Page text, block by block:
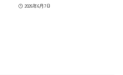
2026年6月7日